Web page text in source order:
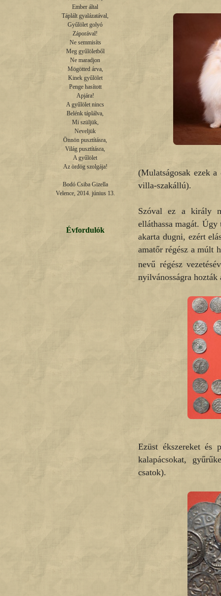
Ember által
Táplált gyalázatával,
Gyűlölet golyó
Záporával!
Ne semmisíts
Meg gyűlöletből
Ne maradjon
Mögötted árva,
Kinek gyűlölet
Penge hasított
Apjára!
A gyűlölet nincs
Belénk táplálva,
Mi szüljük,
Neveljük
Önnön pusztításra,
Világ pusztításra,
A gyűlölet
Az ördög szolgája!
Bodó Csiba Gizella
Velence, 2014. június 13.
Évfordulók
(Mulatságosak ezek
villa-szakállú).
Szóval ez a király
elláthassa magát.
akarta dugni, ezért
amatőr régész a múlt
nevű régész
nyilvánosságra hozták
Ezüst ékszereket és
kalapácsokat,
csatok).